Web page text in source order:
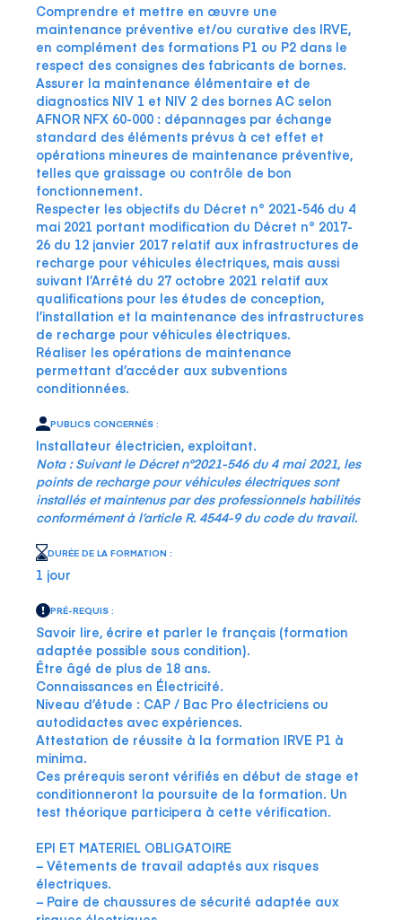
Comprendre et mettre en œuvre une
maintenance préventive et/ou curative des IRVE,
en complément des formations P1 ou P2 dans le
respect des consignes des fabricants de bornes.
Assurer la maintenance élémentaire et de
diagnostics NIV 1 et NIV 2 des bornes AC selon
AFNOR NFX 60-000 : dépannages par échange
standard des éléments prévus à cet effet et
opérations mineures de maintenance préventive,
telles que graissage ou contrôle de bon
fonctionnement.
Respecter les objectifs du Décret n° 2021-546 du 4
mai 2021 portant modification du Décret n° 2017-
26 du 12 janvier 2017 relatif aux infrastructures de
recharge pour véhicules électriques, mais aussi
suivant l’Arrêté du 27 octobre 2021 relatif aux
qualifications pour les études de conception,
l’installation et la maintenance des infrastructures
de recharge pour véhicules électriques.
Réaliser les opérations de maintenance
permettant d’accéder aux subventions
conditionnées.
PUBLICS CONCERNÉS :
Installateur électricien, exploitant.
Nota : Suivant le Décret n°2021-546 du 4 mai 2021, les
points de recharge pour véhicules électriques sont
installés et maintenus par des professionnels habilités
conformément à l’article R. 4544-9 du code du travail.
DURÉE DE LA FORMATION :
1 jour
PRÉ-REQUIS :
Savoir lire, écrire et parler le français (formation
adaptée possible sous condition).
Être âgé de plus de 18 ans.
Connaissances en Électricité.
Niveau d’étude : CAP / Bac Pro électriciens ou
autodidactes avec expériences.
Attestation de réussite à la formation IRVE P1 à
minima.
Ces prérequis seront vérifiés en début de stage et
conditionneront la poursuite de la formation. Un
test théorique participera à cette vérification.
EPI ET MATERIEL OBLIGATOIRE
− Vêtements de travail adaptés aux risques
électriques.
− Paire de chaussures de sécurité adaptée aux